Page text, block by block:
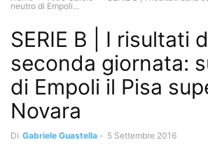
neutro di Empoli...
SERIE B | I risultati
seconda giornata:
di Empoli il Pisa
Novara
Di Gabriele Guastella - 5 Settembre 2016